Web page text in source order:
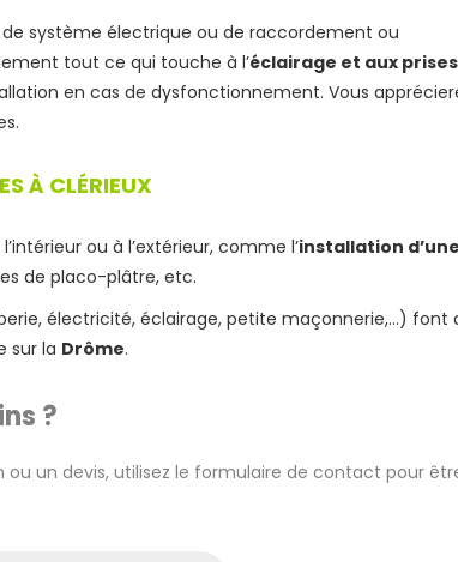
système électrique ou de raccordement ou
tout ce qui touche à l’éclairage et aux prises
en cas de dysfonctionnement. Vous
À CLÉRIEUX
ou à l’extérieur, comme l’installation d’une
de placo-plâtre, etc.
électricité, éclairage, petite maçonnerie,…) font
sur la Drôme.
?
un devis, utilisez le formulaire de contact pour